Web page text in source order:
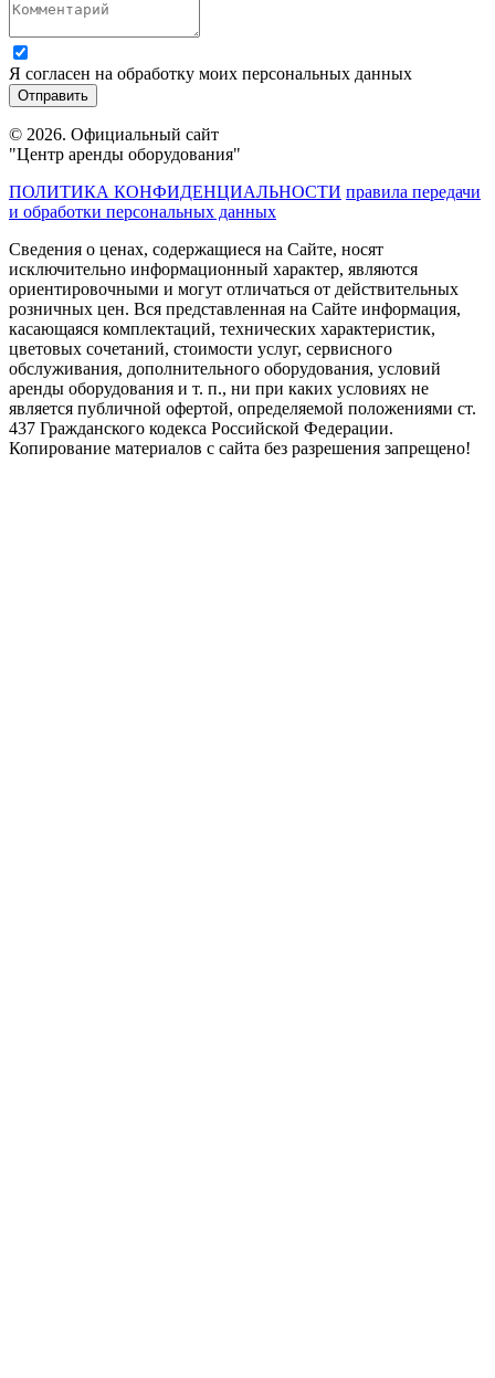
Я согласен на обработку моих персональных данных
© 2026. Официальный сайт
"Центр аренды оборудования"
ПОЛИТИКА КОНФИДЕНЦИАЛЬНОСТИ правила передачи
и обработки персональных данных
Сведения о ценах, содержащиеся на Сайте, носят
исключительно информационный характер, являются
ориентировочными и могут отличаться от действительных
розничных цен. Вся представленная на Сайте информация,
касающаяся комплектаций, технических характеристик,
цветовых сочетаний, стоимости услуг, сервисного
обслуживания, дополнительного оборудования, условий
аренды оборудования и т. п., ни при каких условиях не
является публичной офертой, определяемой положениями ст.
437 Гражданского кодекса Российской Федерации.
Копирование материалов с сайта без разрешения запрещено!